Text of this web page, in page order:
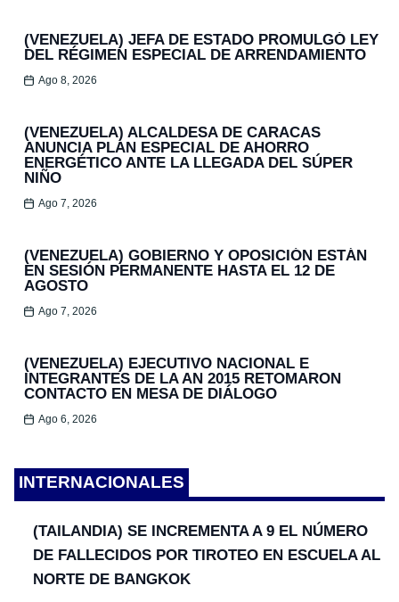
(VENEZUELA) JEFA DE ESTADO PROMULGÓ LEY
DEL RÉGIMEN ESPECIAL DE ARRENDAMIENTO
Ago 8, 2026
(VENEZUELA) ALCALDESA DE CARACAS
ANUNCIA PLAN ESPECIAL DE AHORRO
ENERGÉTICO ANTE LA LLEGADA DEL SÚPER
NIÑO
Ago 7, 2026
(VENEZUELA) GOBIERNO Y OPOSICIÓN ESTÁN
EN SESIÓN PERMANENTE HASTA EL 12 DE
AGOSTO
Ago 7, 2026
(VENEZUELA) EJECUTIVO NACIONAL E
INTEGRANTES DE LA AN 2015 RETOMARON
CONTACTO EN MESA DE DIÁLOGO
Ago 6, 2026
INTERNACIONALES
(TAILANDIA) SE INCREMENTA A 9 EL NÚMERO
DE FALLECIDOS POR TIROTEO EN ESCUELA AL
NORTE DE BANGKOK